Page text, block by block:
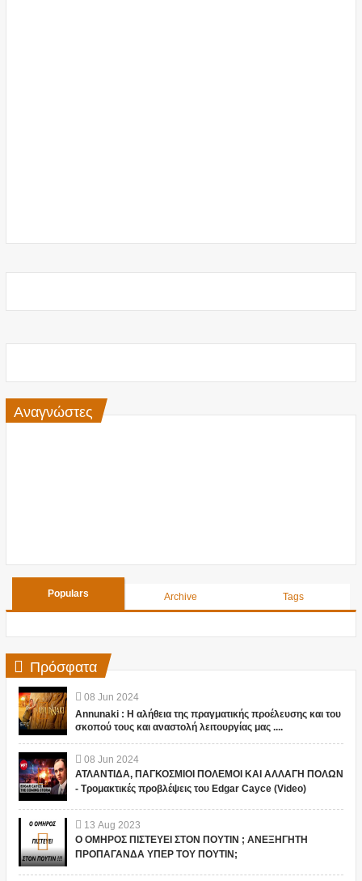
Αναγνώστες
Populars Archive Tags
Πρόσφατα
08 Jun 2024
Annunaki : Η αλήθεια της πραγματικής προέλευσης και του
σκοπού τους και αναστολή λειτουργίας μας ....
08 Jun 2024
ΑΤΛΑΝΤΙΔΑ, ΠΑΓΚΟΣΜΙΟΙ ΠΟΛΕΜΟΙ ΚΑΙ ΑΛΛΑΓΗ ΠΟΛΩΝ
- Τρομακτικές προβλέψεις του Edgar Cayce (Video)
13 Aug 2023
Ο ΟΜΗΡΟΣ ΠΙΣΤΕΥΕΙ ΣΤΟΝ ΠΟΥΤΙΝ ; ΑΝΕΞΗΓΗΤΗ
ΠΡΟΠΑΓΑΝΔΑ ΥΠΕΡ ΤΟΥ ΠΟΥΤΙΝ;